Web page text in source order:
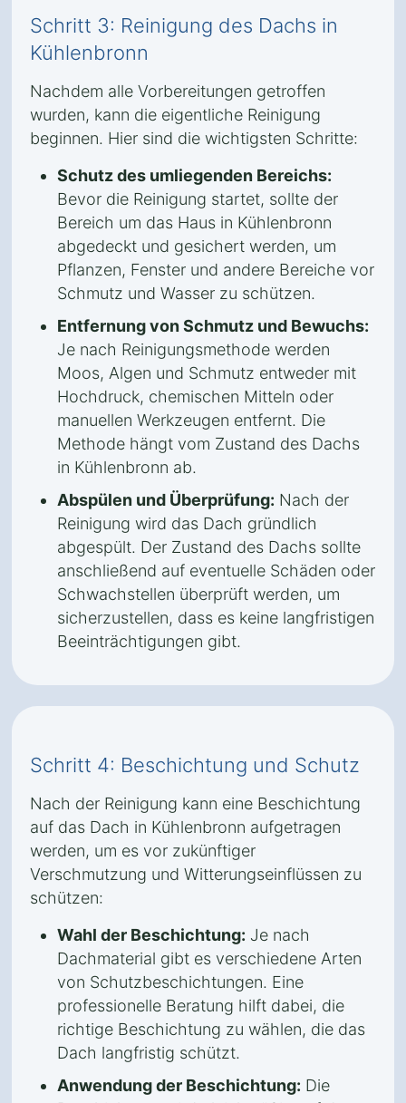
Schritt 3: Reinigung des Dachs in
Kühlenbronn
Nachdem alle Vorbereitungen getroffen
wurden, kann die eigentliche Reinigung
beginnen. Hier sind die wichtigsten Schritte:
Schutz des umliegenden Bereichs:
Bevor die Reinigung startet, sollte der
Bereich um das Haus in Kühlenbronn
abgedeckt und gesichert werden, um
Pflanzen, Fenster und andere Bereiche vor
Schmutz und Wasser zu schützen.
Entfernung von Schmutz und Bewuchs:
Je nach Reinigungsmethode werden
Moos, Algen und Schmutz entweder mit
Hochdruck, chemischen Mitteln oder
manuellen Werkzeugen entfernt. Die
Methode hängt vom Zustand des Dachs
in Kühlenbronn ab.
Abspülen und Überprüfung: Nach der
Reinigung wird das Dach gründlich
abgespült. Der Zustand des Dachs sollte
anschließend auf eventuelle Schäden oder
Schwachstellen überprüft werden, um
sicherzustellen, dass es keine langfristigen
Beeinträchtigungen gibt.
Schritt 4: Beschichtung und Schutz
Nach der Reinigung kann eine Beschichtung
auf das Dach in Kühlenbronn aufgetragen
werden, um es vor zukünftiger
Verschmutzung und Witterungseinflüssen zu
schützen:
Wahl der Beschichtung: Je nach
Dachmaterial gibt es verschiedene Arten
von Schutzbeschichtungen. Eine
professionelle Beratung hilft dabei, die
richtige Beschichtung zu wählen, die das
Dach langfristig schützt.
Anwendung der Beschichtung: Die